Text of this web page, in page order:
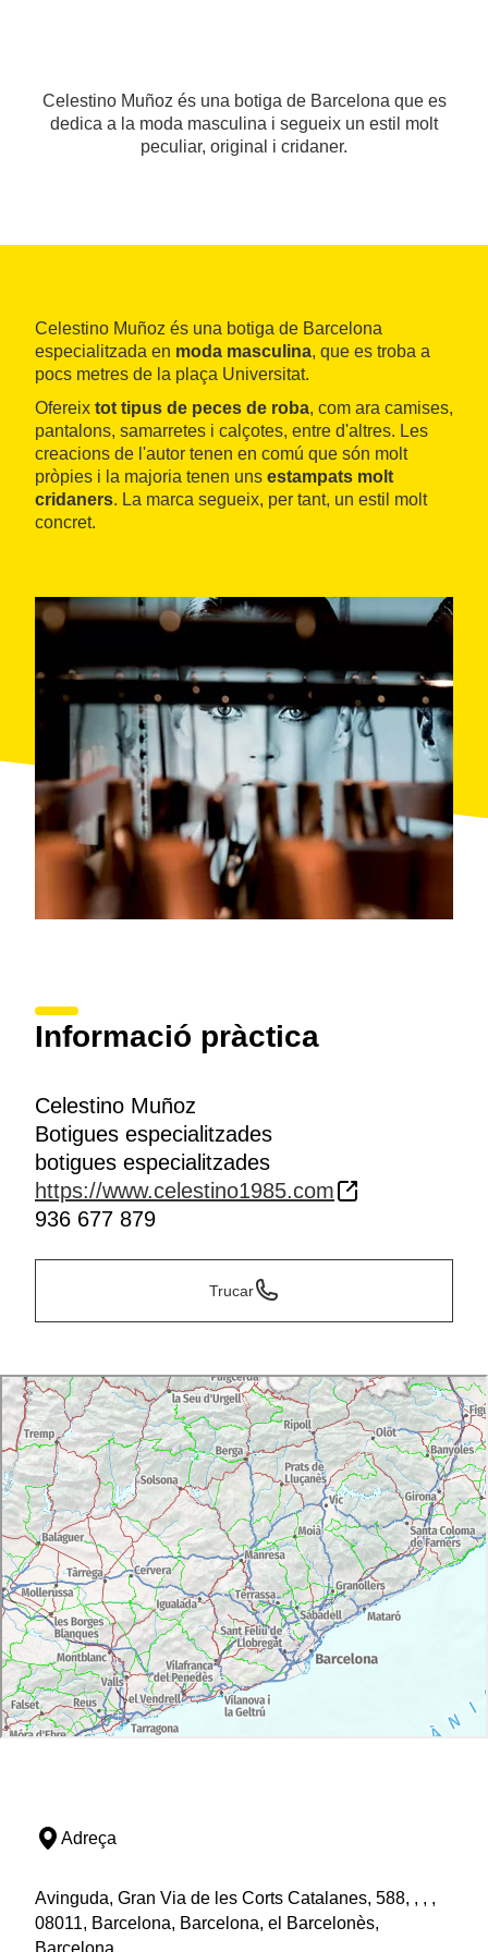
Celestino Muñoz és una botiga de Barcelona que es
dedica a la moda masculina i segueix un estil molt
peculiar, original i cridaner.
Celestino Muñoz és una botiga de Barcelona
especialitzada en moda masculina, que es troba a
pocs metres de la plaça Universitat.
Ofereix tot tipus de peces de roba, com ara camises,
pantalons, samarretes i calçotes, entre d'altres. Les
creacions de l'autor tenen en comú que són molt
pròpies i la majoria tenen uns estampats molt
cridaners. La marca segueix, per tant, un estil molt
concret.
Informació pràctica
Celestino Muñoz
Botigues especialitzades
botigues especialitzades
https://www.celestino1985.com
936 677 879
Trucar
Adreça
Avinguda, Gran Via de les Corts Catalanes, 588, , , ,
08011, Barcelona, Barcelona, el Barcelonès,
Barcelona